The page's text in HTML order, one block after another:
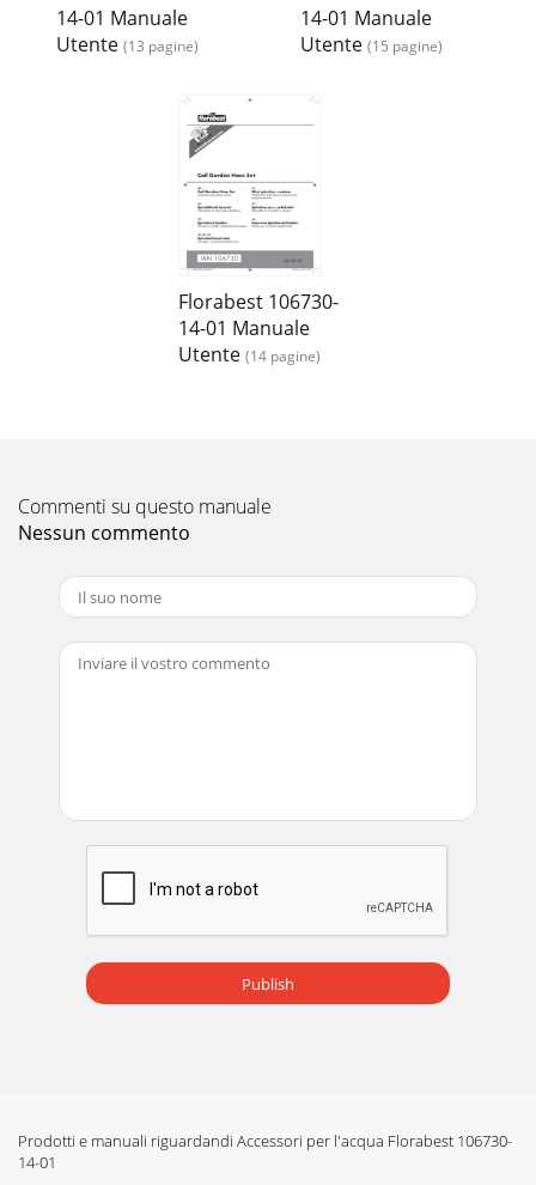
14-01 Manuale
Utente (13 pagine)
14-01 Manuale
Utente (15 pagine)
Florabest 106730-
14-01 Manuale
Utente (14 pagine)
Commenti su questo manuale
Nessun commento
Publish
Prodotti e manuali riguardandi Accessori per l'acqua Florabest 106730-
14-01